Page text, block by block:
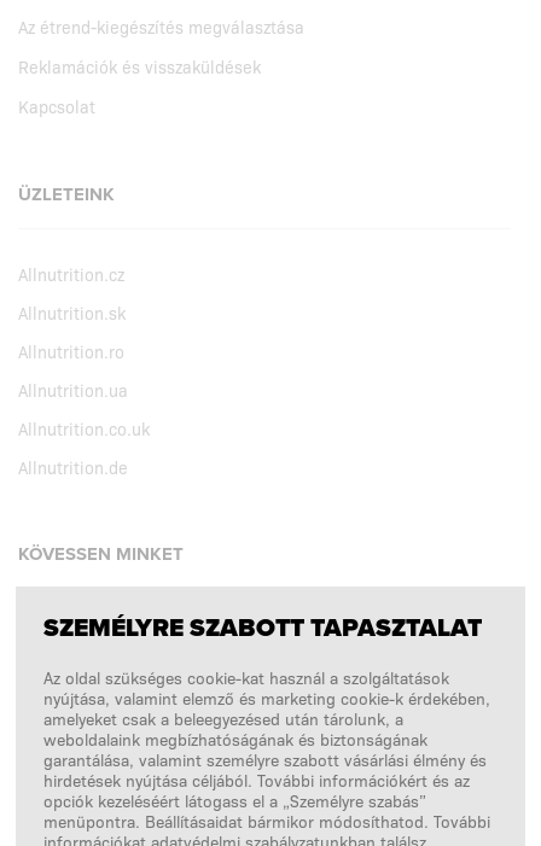
Az étrend-kiegészítés megválasztása
Reklamációk és visszaküldések
Kapcsolat
ÜZLETEINK
Allnutrition.cz
Allnutrition.sk
Allnutrition.ro
Allnutrition.ua
Allnutrition.co.uk
Allnutrition.de
KÖVESSEN MINKET
Facebook
Instagram
Copyright © 2026SFD S. A.
A FIZETÉSEKET FELDOLGOZZA
SZEMÉLYRE SZABOTT TAPASZTALAT
Az oldal szükséges cookie-kat használ a szolgáltatások
nyújtása, valamint elemző és marketing cookie-k érdekében,
amelyeket csak a beleegyezésed után tárolunk, a
weboldalaink megbízhatóságának és biztonságának
garantálása, valamint személyre szabott vásárlási élmény és
hirdetések nyújtása céljából. További információkért és az
opciók kezeléséért látogass el a „Személyre szabás”
menüpontra. Beállításaidat bármikor módosíthatod. További
információkat adatvédelmi szabályzatunkban találsz.